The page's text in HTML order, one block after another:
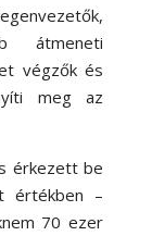
átmeneti
végzők és
meg az
érkezett be
értékben –
70 ezer